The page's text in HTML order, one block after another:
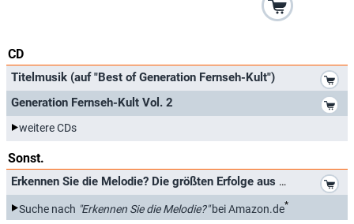
CD
Titelmusik (auf "Best of Generation Fernseh-Kult")
Generation Fernseh-Kult Vol. 2
weitere CDs
Sonst.
Erkennen Sie die Melodie? Die größten Erfolge aus der beliebten ZDF-Sendung mit Günter Schramm
Suche nach "Erkennen Sie die Melodie?"bei Amazon.de*